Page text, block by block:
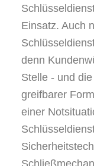
Einsatz. Auch
denn
Stelle - und
greifbarer
einer